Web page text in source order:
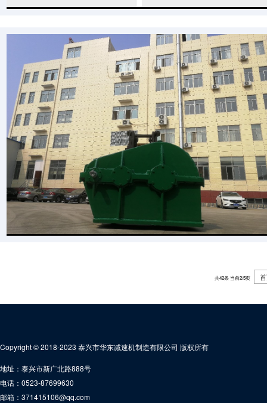
共42条 当前2/5页
Copyright © 2018-2023 泰兴市华东减速机制造有限公司 版权所有
地址：泰兴市新广北路888号
电话：0523-87699630
邮箱：371415106@qq.com